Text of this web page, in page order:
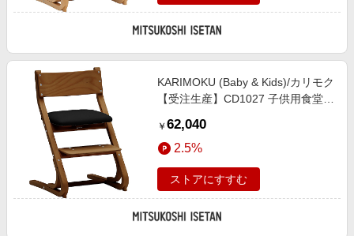
KARIMOKU (Baby & Kids)/カリモク
【受注生産】CD1027 子供用食堂椅
机・デスク【三越伊勢丹/公式】
￥ 62,040
2.5%
ストアにすすむ